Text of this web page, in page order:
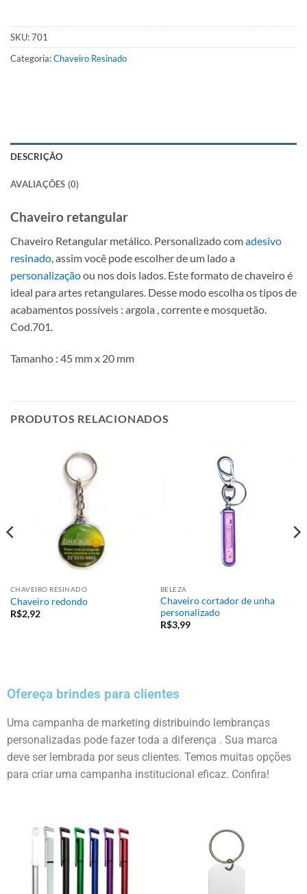
SKU:701
Categoria:Chaveiro Resinado
DESCRIÇÃO
AVALIAÇÕES (0)
Chaveiro retangular
Chaveiro Retangular metálico. Personalizado comadesivo
resinado, assim você pode escolher de um lado a
personalizaçãoou nos dois lados. Este formato de chaveiro é
ideal para artes retangulares. Desse modo escolha os tipos de
acabamentos possíveis : argola , corrente e mosquetão.
Cod.701.
Tamanho : 45 mm x 20 mm
PRODUTOS RELACIONADOS
CHAVEIRO RESINADO
Chaveiro redondo
R$2,92
BELEZA
Chaveiro cortador de unha
personalizado
R$3,99
Ofereça brindes para clientes
Uma campanha de marketing distribuindo lembranças
personalizadas pode fazer toda a diferença . Sua marca
deve ser lembrada por seus clientes. Temos muitas opções
para criar uma campanha institucional eficaz. Confira!